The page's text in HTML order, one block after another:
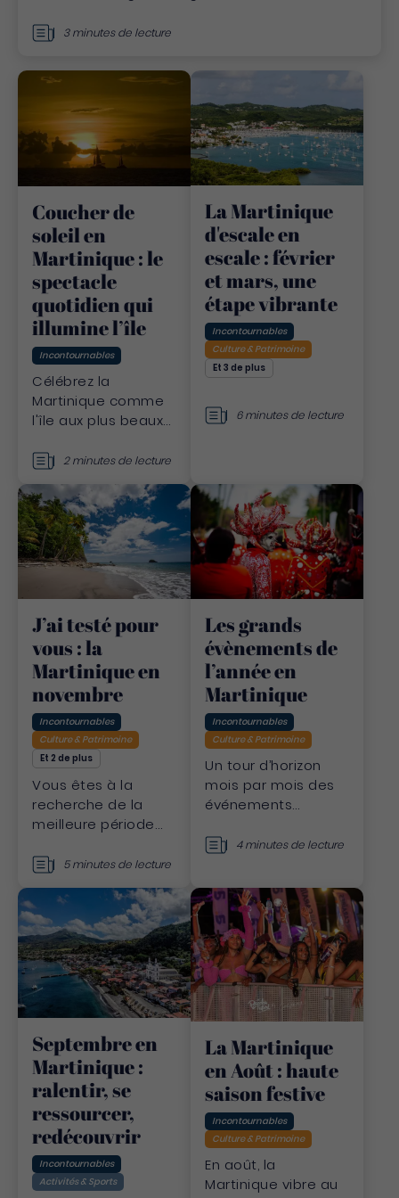
3 minutes de lecture
Coucher de
soleil en
Martinique : le
spectacle
quotidien qui
illumine l’île
Incontournables
Célébrez la
Martinique comme
l'île aux plus beaux
Découvrez une liste
2 minutes de lecture
La Martinique
d'escale en
escale : février
et mars, une
étape vibrante
Incontournables
Culture & Patrimoine
Et 3 de plus
6 minutes de lecture
J’ai testé pour
vous : la
Martinique en
novembre
Incontournables
Culture & Patrimoine
Et 2 de plus
Vous êtes à la
recherche de la
meilleure période
Martinique ?
Novembre vous
promet un climat
idéal, des prix
attractifs et des
découvertes à n’en
plus finir. Je vous
emmène !
5 minutes de lecture
Les grands
évènements de
l’année en
Martinique
Incontournables
Culture & Patrimoine
Un tour d’horizon
mois par mois des
événements
sportifs qui font
4 minutes de lecture
Septembre en
Martinique :
ralentir, se
ressourcer,
redécouvrir
Incontournables
Activités & Sports
La Martinique
en Août : haute
saison festive
Incontournables
Culture & Patrimoine
En août, la
Martinique vibre au